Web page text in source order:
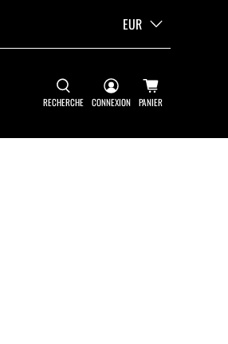
EUR
RECHERCHE CONNEXION PANIER